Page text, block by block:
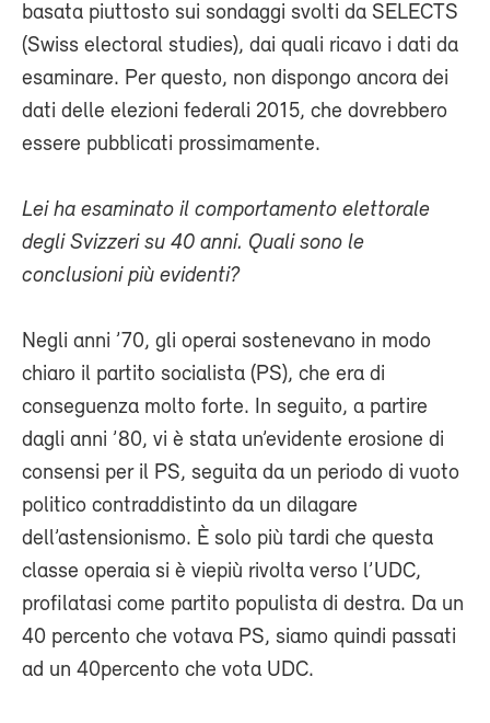
basata piuttosto sui sondaggi svolti da SELECTS
(Swiss electoral studies), dai quali ricavo i dati da
esaminare. Per questo, non dispongo ancora dei
dati delle elezioni federali 2015, che dovrebbero
essere pubblicati prossimamente.
Lei ha esaminato il comportamento elettorale
degli Svizzeri su 40 anni. Quali sono le
conclusioni più evidenti?
Negli anni ’70, gli operai sostenevano in modo
chiaro il partito socialista (PS), che era di
conseguenza molto forte. In seguito, a partire
dagli anni ’80, vi è stata un’evidente erosione di
consensi per il PS, seguita da un periodo di vuoto
politico contraddistinto da un dilagare
dell’astensionismo. È solo più tardi che questa
classe operaia si è viepiù rivolta verso l’UDC,
profilatasi come partito populista di destra. Da un
40 percento che votava PS, siamo quindi passati
ad un 40percento che vota UDC.